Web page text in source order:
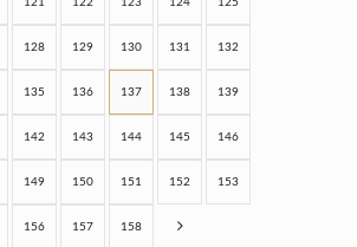
128 129 130 131 132
135 136 137 138 139
142 143 144 145 146
149 150 151 152 153
156 157 158